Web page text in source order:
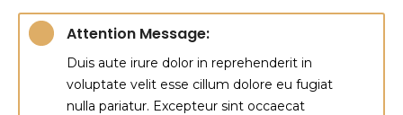
Attention Message:
Duis aute irure dolor in reprehenderit in
voluptate velit esse cillum dolore eu fugiat
nulla pariatur. Excepteur sint occaecat